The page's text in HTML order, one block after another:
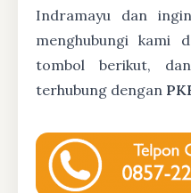
Indramayu dan
menghubungi kami
tombol berikut,
terhubung dengan